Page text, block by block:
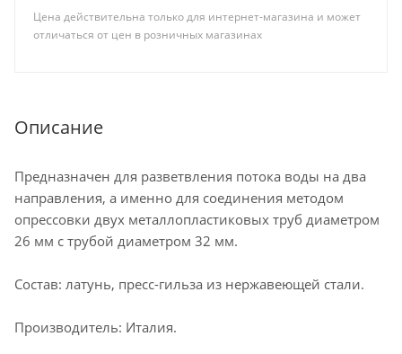
Цена действительна только для интернет-магазина и может
отличаться от цен в розничных магазинах
Описание
Предназначен для разветвления потока воды на два
направления, а именно для соединения методом
опрессовки двух металлопластиковых труб диаметром
26 мм с трубой диаметром 32 мм.
Состав: латунь, пресс-гильза из нержавеющей стали.
Производитель: Италия.